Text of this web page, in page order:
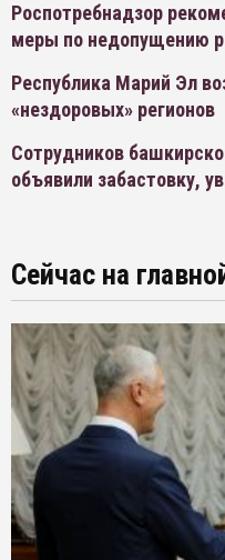
Роспотребнадзор
меры по недопущению
Республика Марий Эл
«нездоровых» регионов
Сотрудников
объявили забастовку,
Сейчас на